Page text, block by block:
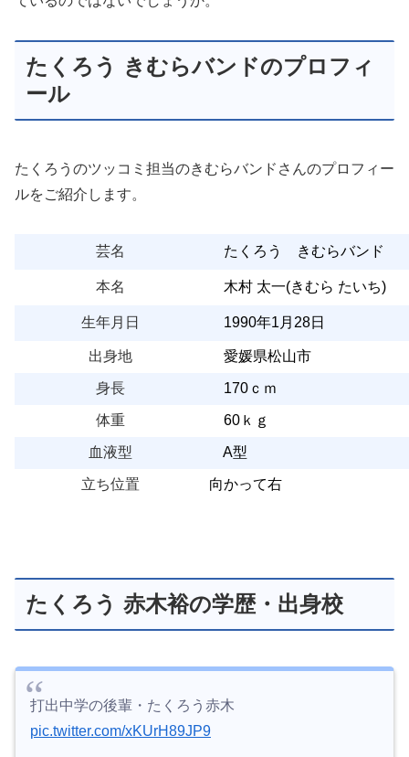
たくろう きむらバンドのプロフィ
ール
たくろうのツッコミ担当のきむらバンドさんのプロフィー
ルをご紹介します。
芸名 たくろう きむらバンド
本名 木村 太一(きむら たいち)
生年月日 1990年1月28日
出身地 愛媛県松山市
身長 170ｃｍ
体重 60ｋｇ
血液型 A型
立ち位置 向かって右
たくろう 赤木裕の学歴・出身校
打出中学の後輩・たくろう赤木
pic.twitter.com/xKUrH89JP9